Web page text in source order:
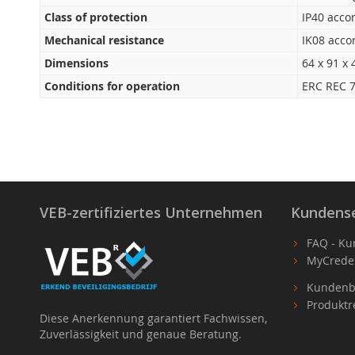
Class of protection
IP40
Mechanical resistance
IK08
Dimensions
64 x 91 x
Conditions for operation
ERC REC
VEB-zertifiziertes Unternehmen
Diese Anerkennung garantiert Fachwissen,
Zuverlässigkeit und genaue Beratung.
FAQ -